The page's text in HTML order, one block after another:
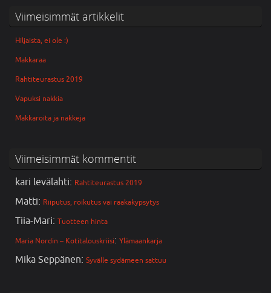
Viimeisimmät artikkelit
Hiljaista, ei ole :)
Makkaraa
Rahtiteurastus 2019
Vapuksi nakkia
Makkaroita ja nakkeja
Viimeisimmät kommentit
kari levälahti: Rahtiteurastus 2019
Matti: Riiputus, roikutus vai raakakypsytys
Tiia-Mari: Tuotteen hinta
Maria Nordin – Kotitalouskriisi: Ylämaankarja
Mika Seppänen: Syvälle sydämeen sattuu